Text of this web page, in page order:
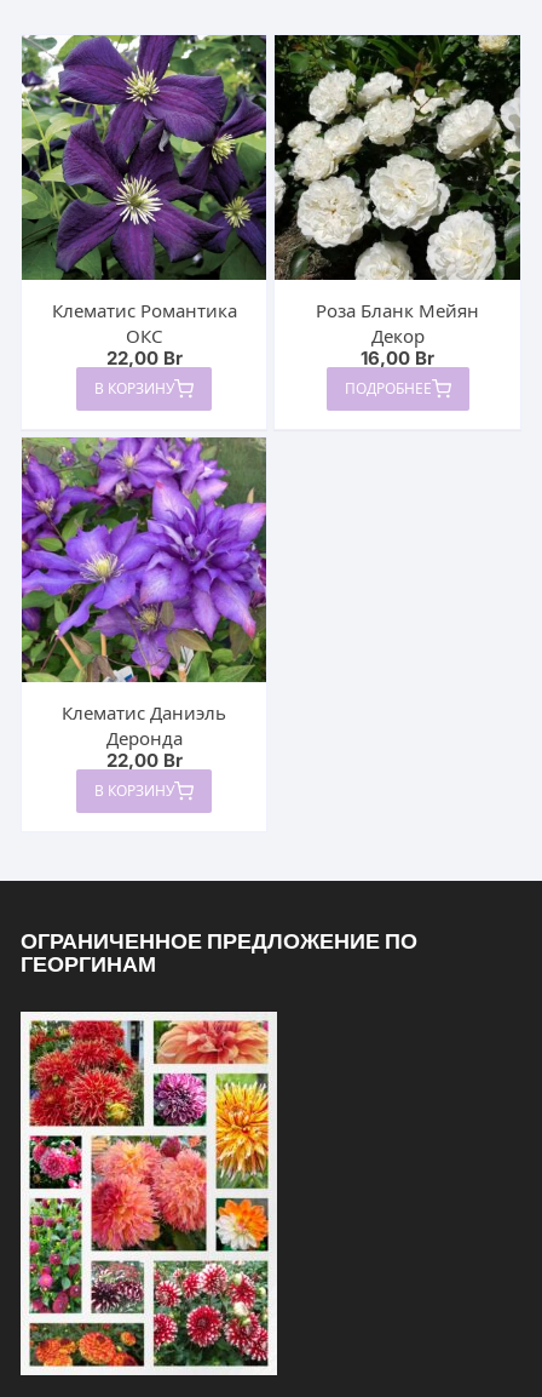
Клематис Романтика
ОКС
22,00 Br
В КОРЗИНУ
Роза Бланк Мейян
Декор
16,00 Br
ПОДРОБНЕЕ
Клематис Даниэль
Деронда
22,00 Br
В КОРЗИНУ
ОГРАНИЧЕННОЕ ПРЕДЛОЖЕНИЕ ПО
ГЕОРГИНАМ